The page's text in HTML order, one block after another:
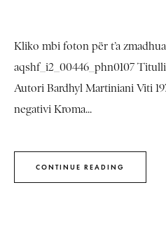
Kliko mbi foton për t’a
aqshf_i2_00446_phn0107
Autori Bardhyl Martiniani Viti
negativi Kroma...
CONTINUE READING